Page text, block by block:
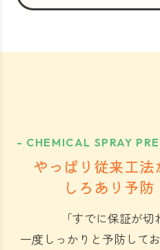
- CHEMICAL SPRAY
やっぱり従来工
しろあり予防
「すでに保証が切
一度しっかりと予防してお